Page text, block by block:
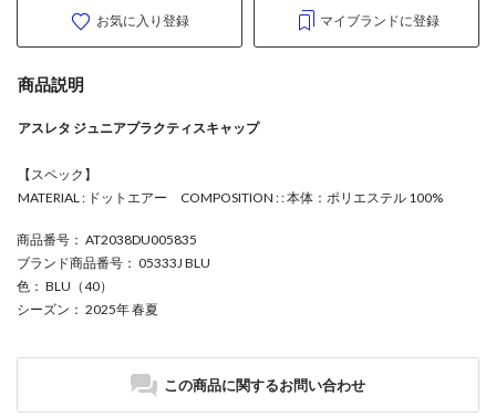
お気に入り登録 マイブランドに登録
商品説明
アスレタ ジュニアプラクティスキャップ
【スペック】
MATERIAL : ドットエアー COMPOSITION : : 本体：ポリエステル 100%
商品番号 ： AT2038DU005835
ブランド商品番号 ： 05333J BLU
色 ： BLU（40）
シーズン ： 2025年 春夏
この商品に関するお問い合わせ